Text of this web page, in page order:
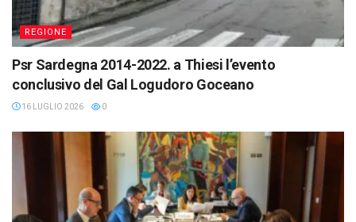
REGIONE
Psr Sardegna 2014-2022. a Thiesi l’evento
conclusivo del Gal Logudoro Goceano
16 LUGLIO 2026 0